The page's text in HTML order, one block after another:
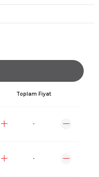
Toplam Fiyat
-
-